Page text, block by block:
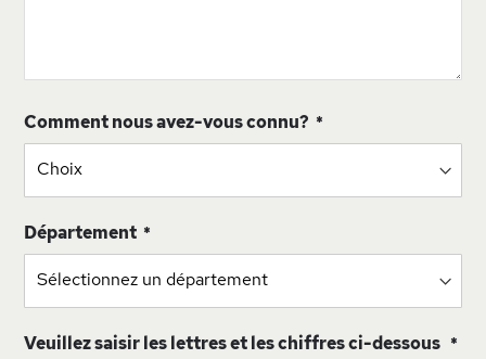
Comment nous avez-vous connu?
Département
Veuillez saisir les lettres et les chiffres ci-dessous